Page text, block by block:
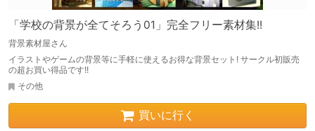
「学校の背景が全てそろう01」完全フリー素材集!!
背景素材屋さん
イラストやゲームの背景等に手軽に使えるお得な背景セット! サークル初販売
の超お買い得品です!!
その他
買いに行く